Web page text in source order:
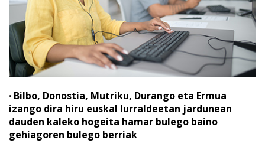
· Bilbo, Donostia, Mutriku, Durango eta Ermua
izango dira hiru euskal lurraldeetan jardunean
dauden kaleko hogeita hamar bulego baino
gehiagoren bulego berriak